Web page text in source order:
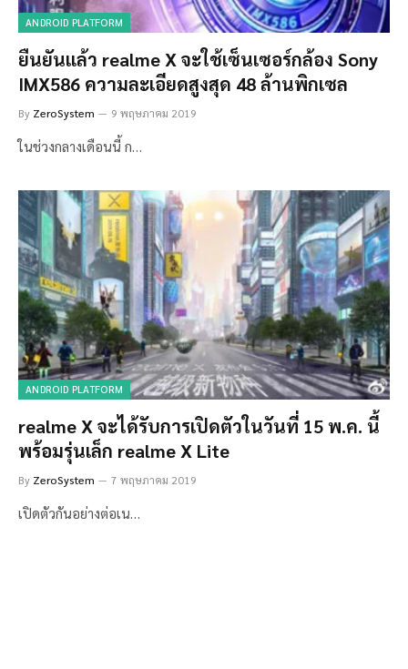
ANDROID PLATFORM
ยืนยันแล้ว realme X จะใช้เซ็นเซอร์กล้อง Sony
IMX586 ความละเอียดสูงสุด 48 ล้านพิกเซล
By ZeroSystem 9 พฤษภาคม 2019
ในช่วงกลางเดือนนี้ ก…
ANDROID PLATFORM
realme X จะได้รับการเปิดตัวในวันที่ 15 พ.ค. นี้
พร้อมรุ่นเล็ก realme X Lite
By ZeroSystem 7 พฤษภาคม 2019
เปิดตัวกันอย่างต่อเน…